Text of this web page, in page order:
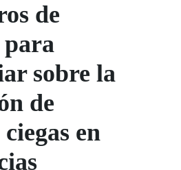
de
para
sobre la
de
en